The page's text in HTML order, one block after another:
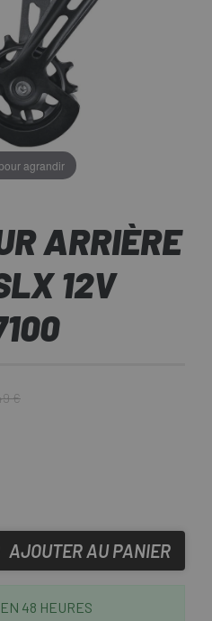
agrandir
ARRIÈRE
12V
€
AJOUTER AU PANIER
48 HEURES